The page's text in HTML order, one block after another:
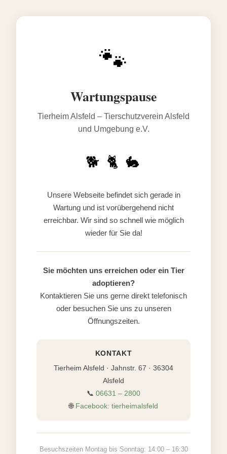
🐾
Wartungspause
Tierheim Alsfeld – Tierschutzverein Alsfeld
und Umgebung e.V.
🐕 🐈 🐇
Unsere Webseite befindet sich gerade in
Wartung und ist vorübergehend nicht
erreichbar. Wir sind so schnell wie möglich
wieder für Sie da!
Sie möchten uns erreichen oder ein Tier
adoptieren?
Kontaktieren Sie uns gerne direkt telefonisch
oder besuchen Sie uns zu unseren
Öffnungszeiten.
KONTAKT
Tierheim Alsfeld · Jahnstr. 67 · 36304
Alsfeld
📞 06631 – 2800
🌐 Facebook: tierheimalsfeld
Besuchszeiten Montag bis Sonntag: 14:00 – 16:30